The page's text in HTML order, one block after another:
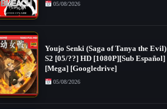
05/08/2026
Youjo Senki (Saga of Tanya the Evil)
S2 [05/??] HD [1080P][Sub Español]
[Mega] [Googledrive]
05/08/2026